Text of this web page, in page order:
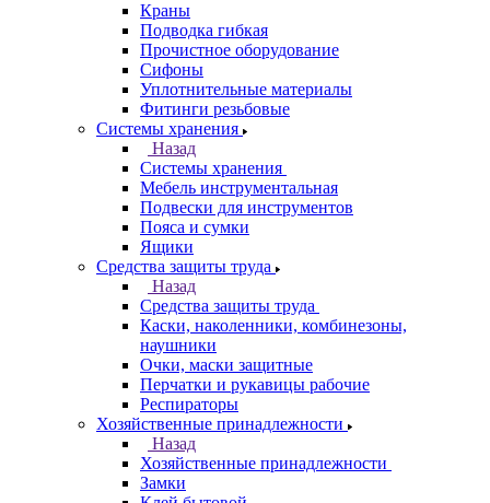
Краны
Подводка гибкая
Прочистное оборудование
Сифоны
Уплотнительные материалы
Фитинги резьбовые
Системы хранения
Назад
Системы хранения
Мебель инструментальная
Подвески для инструментов
Пояса и сумки
Ящики
Средства защиты труда
Назад
Средства защиты труда
Каски, наколенники, комбинезоны,
наушники
Очки, маски защитные
Перчатки и рукавицы рабочие
Респираторы
Хозяйственные принадлежности
Назад
Хозяйственные принадлежности
Замки